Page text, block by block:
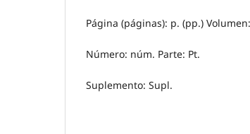
Página (páginas): p. (pp.)
Número: núm. Parte: Pt.
Suplemento: Supl.